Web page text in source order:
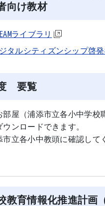
向け教材
ライブラリ
タルシティズンシップ啓
要覧
部屋（浦添市立各小中学校
ウンロードできます。
市立各小中教頭に確認して
教育情報化推進計画